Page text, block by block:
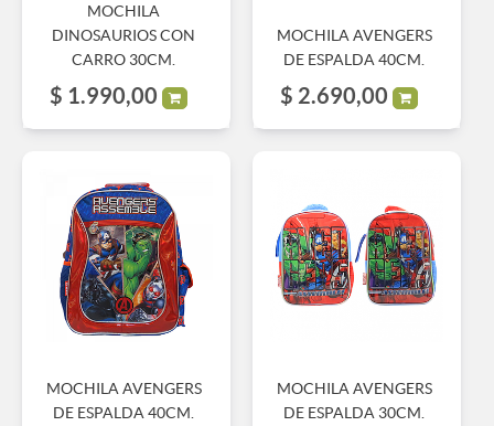
MOCHILA
DINOSAURIOS CON
CARRO 30CM.
$ 1.990,00
MOCHILA AVENGERS
DE ESPALDA 40CM.
$ 2.690,00
MOCHILA AVENGERS
DE ESPALDA 40CM.
MOCHILA AVENGERS
DE ESPALDA 30CM.